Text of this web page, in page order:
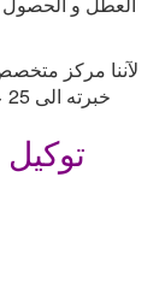
لآننا مركز
خبرته الى 25 عام متواصلة فى صيانة التكييف فى مصر